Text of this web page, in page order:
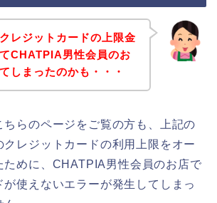
レジットカードの上限金
CHATPIA男性会員のお
しまったのかも・・・
ちらのページをご覧の方も、上記の
クレジットカードの利用上限をオー
ために、CHATPIA男性会員のお店で
が使えないエラーが発生してしまっ